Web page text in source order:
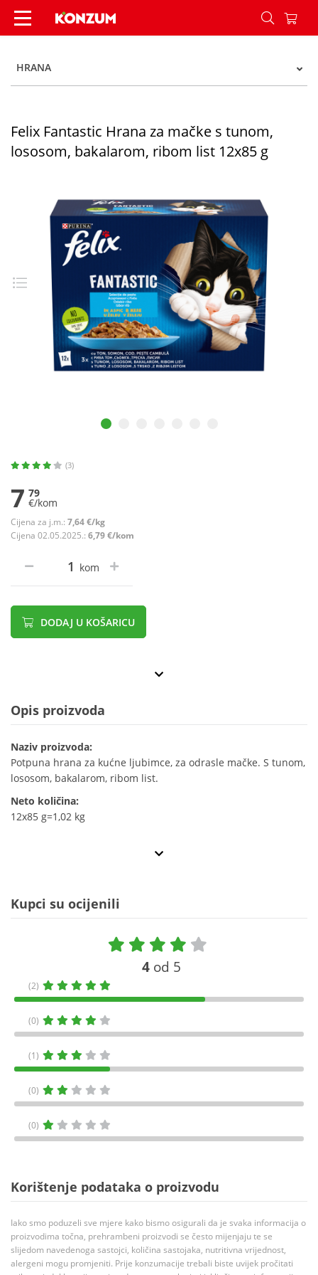
Felix Fantastic Hrana za mačke s tunom,
HRANA
Felix Fantastic Hrana za mačke s tunom,
lososom, bakalarom, ribom list 12x85 g
(3)
7 79
€/kom
Cijena za j.m.: 7,64 €/kg
Cijena 02.05.2025.: 6,79 €/kom
kom
DODAJ U KOŠARICU
Opis proizvoda
Naziv proizvoda:
Potpuna hrana za kućne ljubimce, za odrasle mačke. S tunom,
lososom, bakalarom, ribom list.
Neto količina:
12x85 g=1,02 kg
Kupci su ocijenili
4 od 5
(2)
(0)
(1)
(0)
(0)
Korištenje podataka o proizvodu
Iako smo poduzeli sve mjere kako bismo osigurali da je svaka informacija o
proizvodima točna, prehrambeni proizvodi se često mijenjaju te se
slijedom navedenoga sastojci, količina sastojaka, nutritivna vrijednost,
alergeni mogu promjeniti. Prije konzumacije trebali biste uvijek pročitati